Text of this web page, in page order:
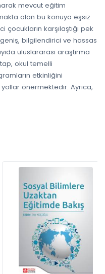
mevcut eğitim
olan bu konuya eşsiz
çocukların karşılaştığı pek
bilgilendirici ve hassas
uluslararası araştırma
okul temelli
etkinliğini
önermektedir. Ayrıca,